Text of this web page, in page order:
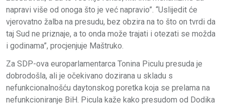
napravi više od onoga što je već napravio”. “Uslijedit će
vjerovatno žalba na presudu, bez obzira na to što on tvrdi da
taj Sud ne priznaje, a to onda može trajati i otezati se možda
i godinama”, procjenjuje Maštruko.
Za SDP-ova europarlamentarca Tonina Piculu presuda je
dobrodošla, ali je očekivano dozirana u skladu s
nefunkcionalnošću daytonskog poretka koja se prelama na
nefunkcioniranje BiH. Picula kaže kako presudom od Dodika